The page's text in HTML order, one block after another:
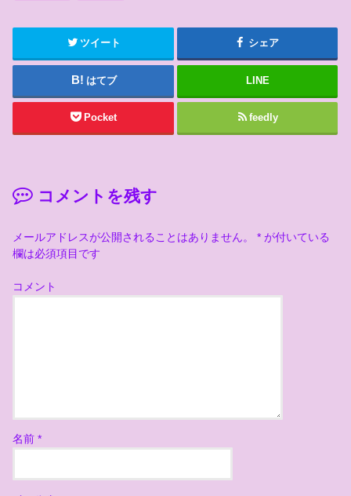
ツイート シェア
はてブ LINE
Pocket feedly
コメントを残す
メールアドレスが公開されることはありません。 * が付いている
欄は必須項目です
コメント
名前*